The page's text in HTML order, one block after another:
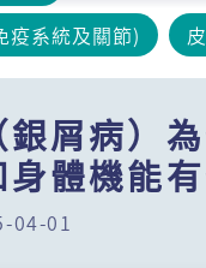
疫系統及關節)
屑病）
體機能
04-01